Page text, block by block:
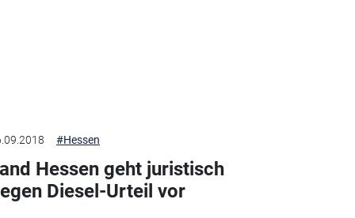
#Hessen
Hessen geht juristisch
Diesel-Urteil vor